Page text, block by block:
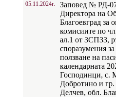
05.11.2024г.
Заповед № РД-
Директора на
Благоевград за
комисиите по
ал.1 от ЗСПЗЗ,
споразумения
ползване на
календарната
Господинци, с.
Добротино и
Делчев, обл.